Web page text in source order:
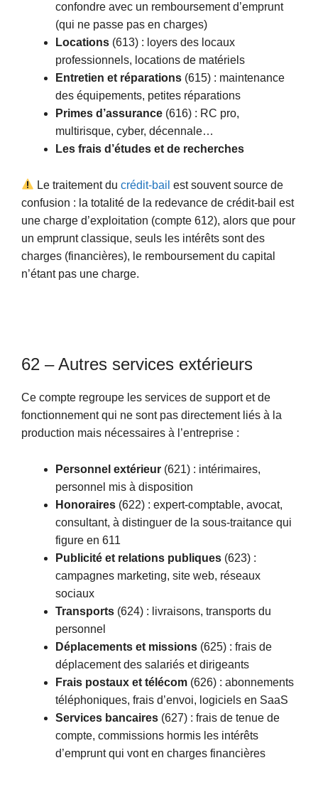
confondre avec un remboursement d’emprunt
(qui ne passe pas en charges)
Locations (613) : loyers des locaux
professionnels, locations de matériels
Entretien et réparations (615) : maintenance
des équipements, petites réparations
Primes d’assurance (616) : RC pro,
multirisque, cyber, décennale…
Les frais d’études et de recherches
Le traitement ducrédit-bail est souvent source de
confusion : la totalité de la redevance de crédit-bail est
une charge d’exploitation (compte 612), alors que pour
un emprunt classique, seuls les intérêts sont des
charges (financières), le remboursement du capital
n’étant pas une charge.
62 – Autres services extérieurs
Ce compte regroupe les services de support et de
fonctionnement qui ne sont pas directement liés à la
production mais nécessaires à l’entreprise :
Personnel extérieur (621) : intérimaires,
personnel mis à disposition
Honoraires (622) : expert-comptable, avocat,
consultant, à distinguer de la sous-traitance qui
figure en 611
Publicité et relations publiques (623) :
campagnes marketing, site web, réseaux
sociaux
Transports (624) : livraisons, transports du
personnel
Déplacements et missions (625) : frais de
déplacement des salariés et dirigeants
Frais postaux et télécom (626) : abonnements
téléphoniques, frais d’envoi, logiciels en SaaS
Services bancaires (627) : frais de tenue de
compte, commissions hormis les intérêts
d’emprunt qui vont en charges financières